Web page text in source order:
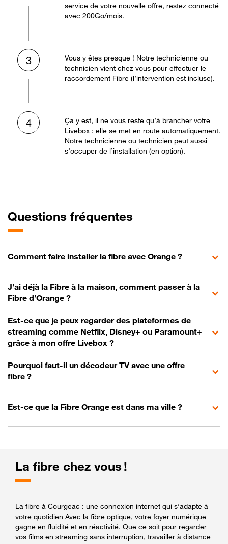
service de votre nouvelle offre, restez connecté
avec 200Go/mois.
3
Vous y êtes presque ! Notre technicienne ou
technicien vient chez vous pour effectuer le
raccordement Fibre (l’intervention est incluse).
4
Ça y est, il ne vous reste qu’à brancher votre
Livebox : elle se met en route automatiquement.
Notre technicienne ou technicien peut aussi
s’occuper de l’installation (en option).
Questions fréquentes
Comment faire installer la fibre avec Orange ?
J’ai déjà la Fibre à la maison, comment passer à la
Fibre d’Orange ?
Est-ce que je peux regarder des plateformes de
streaming comme Netflix, Disney+ ou Paramount+
grâce à mon offre Livebox ?
Pourquoi faut-il un décodeur TV avec une offre
fibre ?
Est-ce que la Fibre Orange est dans ma ville ?
La fibre chez vous !
La fibre à Courgeac : une connexion internet qui s’adapte à
votre quotidien Avec la fibre optique, votre foyer numérique
gagne en fluidité et en réactivité. Que ce soit pour regarder
vos films en streaming sans interruption, travailler à distance